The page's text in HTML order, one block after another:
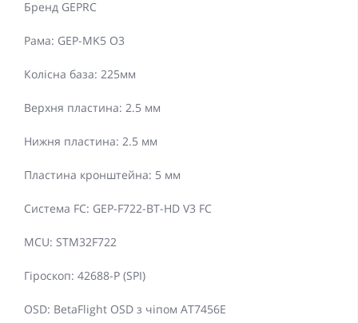
Бренд GEPRC
Рама: GEP-MK5 O3
Колісна база: 225мм
Верхня пластина: 2.5 мм
Нижня пластина: 2.5 мм
Пластина кронштейна: 5 мм
Система FC: GEP-F722-BT-HD V3 FC
MCU: STM32F722
Гіроскоп: 42688-P (SPI)
OSD: BetaFlight OSD з чіпом AT7456E